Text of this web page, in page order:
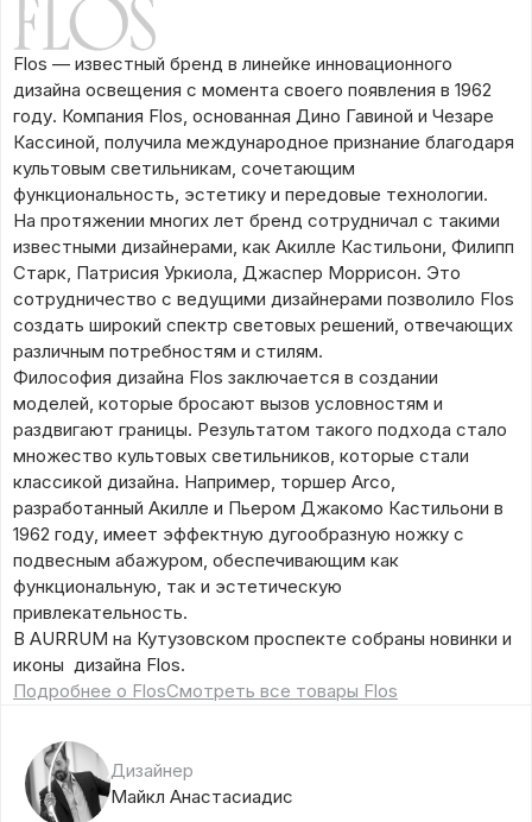
Flos — известный бренд в линейке инновационного
дизайна освещения с момента своего появления в 1962
году. Компания Flos, основанная Дино Гавиной и Чезаре
Кассиной, получила международное признание благодаря
культовым светильникам, сочетающим
функциональность, эстетику и передовые технологии.
На протяжении многих лет бренд сотрудничал с такими
известными дизайнерами, как Акилле Кастильони, Филипп
Старк, Патрисия Уркиола, Джаспер Моррисон. Это
сотрудничество с ведущими дизайнерами позволило Flos
создать широкий спектр световых решений, отвечающих
различным потребностям и стилям.
Философия дизайна Flos заключается в создании
моделей, которые бросают вызов условностям и
раздвигают границы. Результатом такого подхода стало
множество культовых светильников, которые стали
классикой дизайна. Например, торшер Arco,
разработанный Акилле и Пьером Джакомо Кастильони в
1962 году, имеет эффектную дугообразную ножку с
подвесным абажуром, обеспечивающим как
функциональную, так и эстетическую
привлекательность.
В AURRUM на Кутузовском проспекте собраны новинки и
иконы дизайна Flos.
Подробнее о FlosСмотреть все товары Flos
Дизайнер
Майкл Анастасиадис